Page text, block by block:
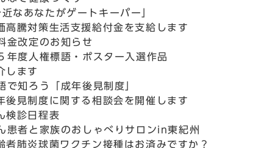
なたがゲートキーパー」
対策生活支援給付金を支給します
改定のお知らせ
度人権標語・ポスター入選作品
ます
知ろう「成年後見制度」
制度に関する相談会を開催します
日程表
者と家族のおしゃべりサロンin東紀州
球菌ワクチン接種はお済みですか？